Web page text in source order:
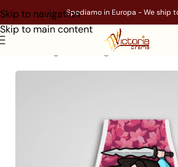
Skip to navigation
Skip to main content
Spediamo in Europa - We ship
Segnalibri magnetici